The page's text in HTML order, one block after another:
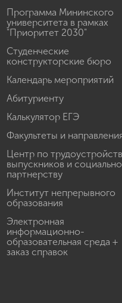
Программа Мининского
университета в рамках
"Приоритет 2030"
Студенческие
конструкторские бюро
Календарь мероприятий
Абитуриенту
Калькулятор ЕГЭ
Факультеты и
Центр по
выпускников и
партнерству
Институт непрерывного
образования
Электронная
информационно-
образовательная среда +
заказ справок